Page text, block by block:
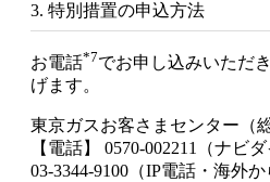
3. 特別措置の申込方法
お電話*7でお申し込みいただ
げます。
東京ガスお客さまセンター（総
【電話】 0570-002211（ナビダ
03-3344-9100（IP電話・海外か